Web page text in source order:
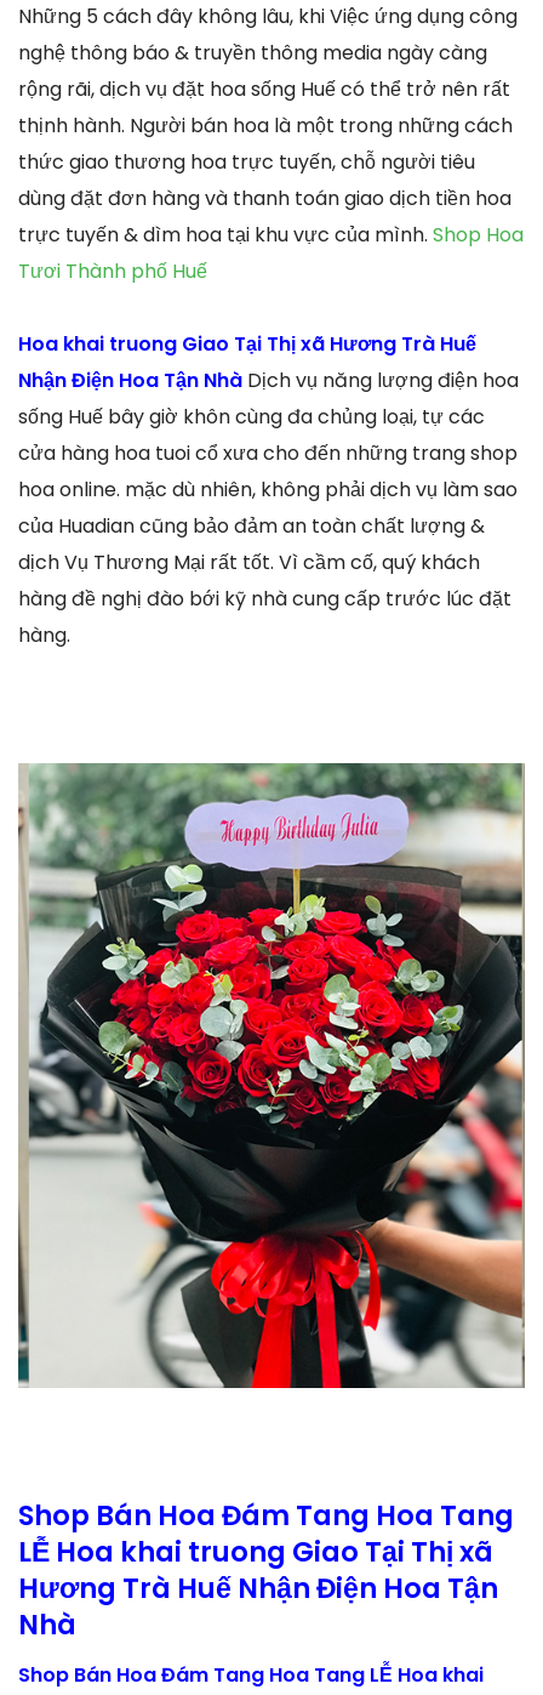
Những 5 cách đây không lâu, khi Việc ứng dụng công
nghệ thông báo & truyền thông media ngày càng
rộng rãi, dịch vụ đặt hoa sống Huế có thể trở nên rất
thịnh hành. Người bán hoa là một trong những cách
thức giao thương hoa trực tuyến, chỗ người tiêu
dùng đặt đơn hàng và thanh toán giao dịch tiền hoa
trực tuyến & dìm hoa tại khu vực của mình. Shop Hoa
Tươi Thành phố Huế
Hoa khai truong Giao Tại Thị xã Hương Trà Huế
Nhận Điện Hoa Tận Nhà Dịch vụ năng lượng điện hoa
sống Huế bây giờ khôn cùng đa chủng loại, tự các
cửa hàng hoa tuoi cổ xưa cho đến những trang shop
hoa online. mặc dù nhiên, không phải dịch vụ làm sao
của Huadian cũng bảo đảm an toàn chất lượng &
dịch Vụ Thương Mại rất tốt. Vì cầm cố, quý khách
hàng đề nghị đào bới kỹ nhà cung cấp trước lúc đặt
hàng.
Shop Bán Hoa Đám Tang Hoa Tang
LỄ Hoa khai truong Giao Tại Thị xã
Hương Trà Huế Nhận Điện Hoa Tận
Nhà
Shop Bán Hoa Đám Tang Hoa Tang LỄ Hoa khai